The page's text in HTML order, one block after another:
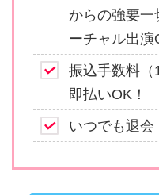
からの強要
ーチャル出演
振込手数料（
即払いOK！
いつでも退会